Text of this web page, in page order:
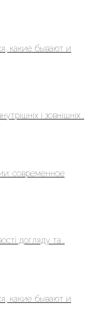
какие бывают и
і зовнішніх...
современное
догляду та...
какие бывают и